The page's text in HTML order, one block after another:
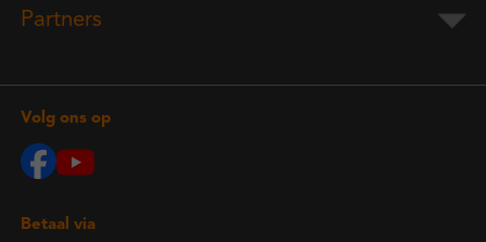
Partners
Volg ons op
Betaal via